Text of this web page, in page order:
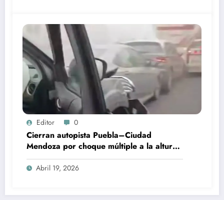
Editor 0
Cierran autopista Puebla–Ciudad
Mendoza por choque múltiple a la altura
de Esperanza
Abril 19, 2026